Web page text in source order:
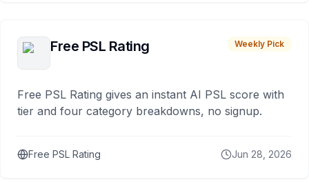
Free PSL Rating Weekly Pick
Free PSL Rating gives an instant AI PSL score with
tier and four category breakdowns, no signup.
Free PSL Rating Jun 28, 2026